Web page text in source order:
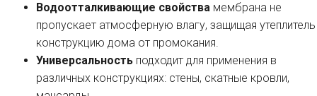
Водоотталкивающие свойства мембрана не
пропускает атмосферную влагу, защищая
конструкцию дома от промокания.
Универсальность подходит для применения в
различных конструкциях: стены, скатные кровли,